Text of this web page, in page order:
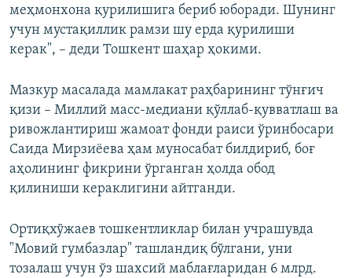
меҳмонхона қурилишига бериб юборади. Шунинг
учун мустақиллик рамзи шу ерда қурилиши
керак", – деди Тошкент шаҳар ҳокими.
Мазкур масалада мамлакат раҳбарининг тўнғич
қизи – Миллий масс-медиани қўллаб-қувватлаш ва
ривожлантириш жамоат фонди раиси ўринбосари
Саида Мирзиёева ҳам муносабат билдириб, боғ
аҳолининг фикрини ўрганган ҳолда обод
қилиниши кераклигини айтганди.
Ортиқхўжаев тошкентликлар билан учрашувда
"Мовий гумбазлар" ташландиқ бўлгани, уни
тозалаш учун ўз шахсий маблағларидан 6 млрд.